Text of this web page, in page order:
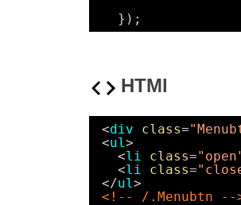
});
HTMl
<div class=
<ul>
<li class=
<li class=
</ul>
<!-- /.Menubtn --